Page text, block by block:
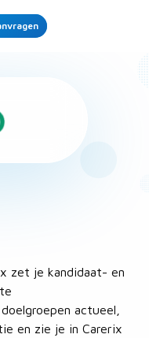
zet je kandidaat- en
actueel,
en zie je in Carerix